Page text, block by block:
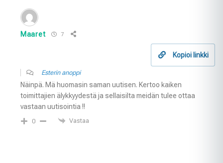
Maaret 7
Kopioi linkki
Esterin anoppi
Näinpä. Mä huomasin saman uutisen. Kertoo kaiken
toimittajien älykkyydestä ja sellaisilta meidän tulee ottaa
vastaan uutisointia !!
0 Vastaa